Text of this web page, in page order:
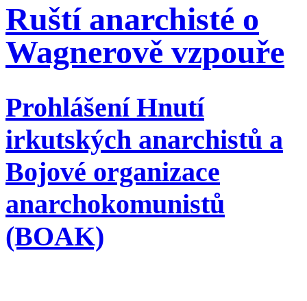
Ruští anarchisté o
Wagnerově vzpouře
Prohlášení Hnutí
irkutských anarchistů a
Bojové organizace
anarchokomunistů
(BOAK)